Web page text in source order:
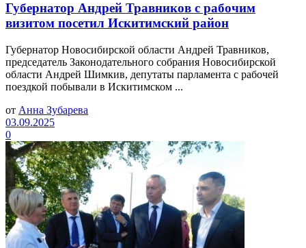
Губернатор Андрей Травников с рабочим
визитом посетил Искитимский район
Губернатор Новосибирской области Андрей Травников,
председатель Законодательного собрания Новосибирской
области Андрей Шимкив, депутаты парламента с рабочей
поездкой побывали в Искитимском ...
от Анна Зубарева
03.09.2025
0